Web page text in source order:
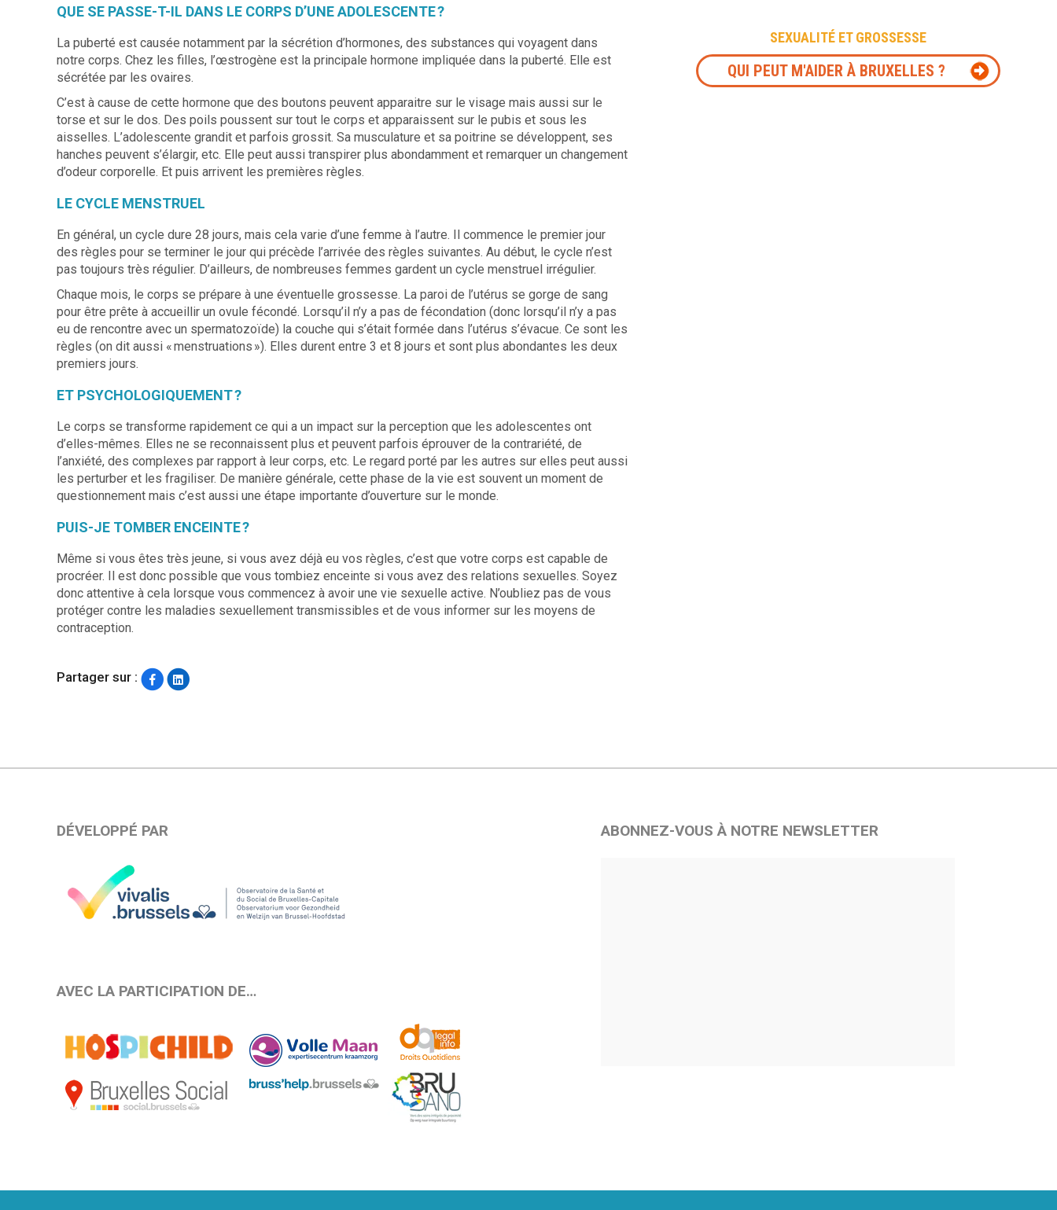
QUE SE PASSE-T-IL DANS LE CORPS D’UNE ADOLESCENTE ?
La puberté est causée notamment par la sécrétion d’hormones, des substances qui voyagent dans
notre corps. Chez les filles, l’œstrogène est la principale hormone impliquée dans la puberté. Elle est
sécrétée par les ovaires.
C’est à cause de cette hormone que des boutons peuvent apparaitre sur le visage mais aussi sur le
torse et sur le dos. Des poils poussent sur tout le corps et apparaissent sur le pubis et sous les
aisselles. L’adolescente grandit et parfois grossit. Sa musculature et sa poitrine se développent, ses
hanches peuvent s’élargir, etc. Elle peut aussi transpirer plus abondamment et remarquer un changement
d’odeur corporelle. Et puis arrivent les premières règles.
LE CYCLE MENSTRUEL
En général, un cycle dure 28 jours, mais cela varie d’une femme à l’autre. Il commence le premier jour
des règles pour se terminer le jour qui précède l’arrivée des règles suivantes. Au début, le cycle n’est
pas toujours très régulier. D’ailleurs, de nombreuses femmes gardent un cycle menstruel irrégulier.
Chaque mois, le corps se prépare à une éventuelle grossesse. La paroi de l’utérus se gorge de sang
pour être prête à accueillir un ovule fécondé. Lorsqu’il n’y a pas de fécondation (donc lorsqu’il n’y a pas
eu de rencontre avec un spermatozoïde) la couche qui s’était formée dans l’utérus s’évacue. Ce sont les
règles (on dit aussi « menstruations »). Elles durent entre 3 et 8 jours et sont plus abondantes les deux
premiers jours.
ET PSYCHOLOGIQUEMENT ?
Le corps se transforme rapidement ce qui a un impact sur la perception que les adolescentes ont
d’elles-mêmes. Elles ne se reconnaissent plus et peuvent parfois éprouver de la contrariété, de
l’anxiété, des complexes par rapport à leur corps, etc. Le regard porté par les autres sur elles peut aussi
les perturber et les fragiliser. De manière générale, cette phase de la vie est souvent un moment de
questionnement mais c’est aussi une étape importante d’ouverture sur le monde.
PUIS-JE TOMBER ENCEINTE ?
Même si vous êtes très jeune, si vous avez déjà eu vos règles, c’est que votre corps est capable de
procréer. Il est donc possible que vous tombiez enceinte si vous avez des relations sexuelles. Soyez
donc attentive à cela lorsque vous commencez à avoir une vie sexuelle active. N’oubliez pas de vous
protéger contre les maladies sexuellement transmissibles et de vous informer sur les moyens de
contraception.
Partager sur :
SEXUALITÉ ET GROSSESSE
QUI PEUT M'AIDER À BRUXELLES ?
DÉVELOPPÉ PAR
AVEC LA PARTICIPATION DE…
ABONNEZ-VOUS À NOTRE NEWSLETTER